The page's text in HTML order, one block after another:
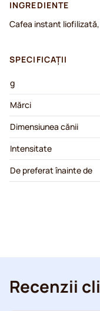
INGREDIENTE
Cafea instant
SPECIFICAȚII
g
Mărci
Dimensiunea cănii
Intensitate
De preferat înainte de
Recenzii